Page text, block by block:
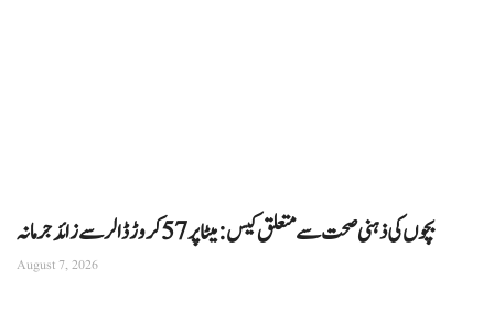
بچوں کی ذہنی صحت سے متعلق کیس: میٹا پر 57 کروڑ ڈالر سے زائد جرمانہ
August 7, 2026